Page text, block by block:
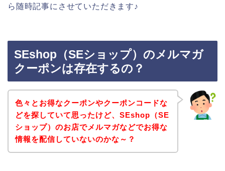
ら随時記事にさせていただきます♪
SEshop（SEショップ）のメルマガ
クーポンは存在するの？
色々とお得なクーポンやクーポンコードな
どを探していて思ったけど、SEshop（SE
ショップ）のお店でメルマガなどでお得な
情報を配信していないのかな～？